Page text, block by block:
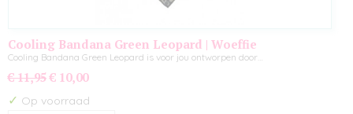
Cooling Bandana Green Leopard | Woeffie
Cooling Bandana Green Leopard is voor jou ontworpen door…
€ 11,95 € 10,00
✓ Op voorraad